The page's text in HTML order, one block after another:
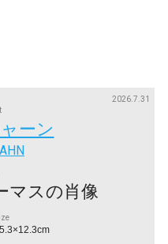
2026.7.31
ーン
マスの肖像